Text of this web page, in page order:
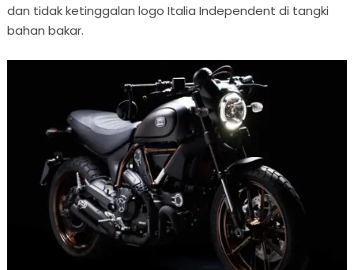
dan tidak ketinggalan logo Italia Independent di tangki
bahan bakar.